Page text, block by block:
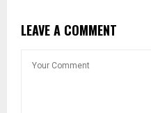
LEAVE A COMMENT